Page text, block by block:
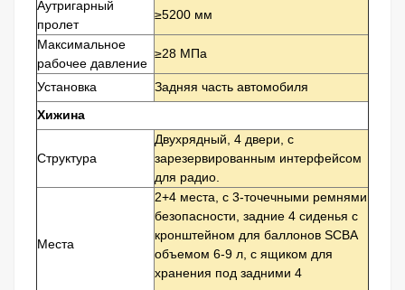
Аутригарный
пролет
≥5200 мм
Максимальное
рабочее давление
≥28 МПа
Установка
Задняя часть автомобиля
Хижина
Структура
Двухрядный, 4 двери, с
зарезервированным интерфейсом
для радио.
Места
2+4 места, с 3-точечными ремнями
безопасности, задние 4 сиденья с
кронштейном для баллонов SCBA
объемом 6-9 л, с ящиком для
хранения под задними 4